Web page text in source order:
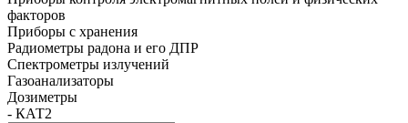
факторов
Приборы с хранения
Радиометры радона и его ДПР
Спектрометры излучений
Газоанализаторы
Дозиметры
- КАТ2